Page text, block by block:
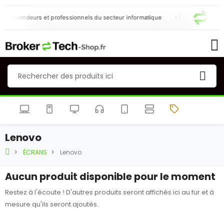
revendeurs et professionnels du secteur informatique
Lenovo
ÉCRANS Lenovo
Aucun produit disponible pour le moment
Restez à l'écoute ! D'autres produits seront affichés ici au fur et à
mesure qu'ils seront ajoutés.